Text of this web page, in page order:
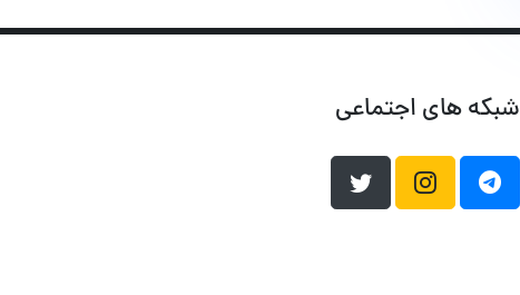
شبکه های اجتماعی